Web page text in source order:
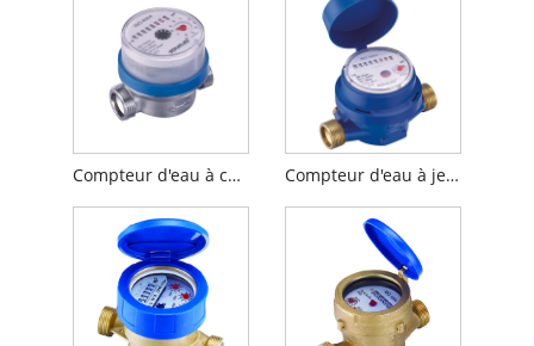
Compteur d'eau à cadran sec à jet unique de 80 mm Compteur d'eau à jet unique en laiton